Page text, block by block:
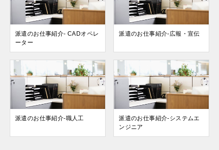
派遣のお仕事紹介- CADオペレ
ーター
派遣のお仕事紹介-広報・宣伝
派遣のお仕事紹介-職人工
派遣のお仕事紹介-システムエ
ンジニア